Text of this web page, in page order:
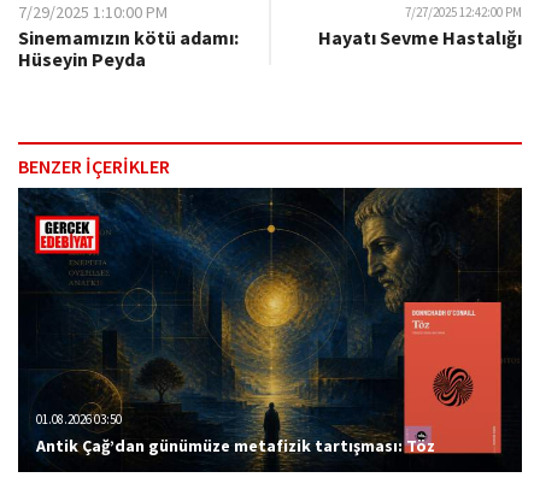
7/29/2025 1:10:00 PM
Sinemamızın kötü adamı:
Hüseyin Peyda
7/27/2025 12:42:00 PM
Hayatı Sevme Hastalığı
BENZER İÇERİKLER
01.08.2026 03:50
Antik Çağ’dan günümüze metafizik tartışması: Töz